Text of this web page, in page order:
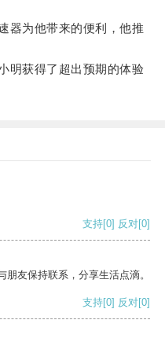
为他带来的便利，他推
获得了超出预期的体验
支持[0] 反对[0]
友保持联系，分享生活点滴。
支持[0] 反对[0]